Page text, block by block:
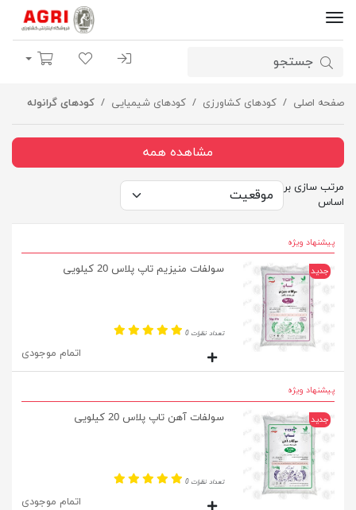
ورود | ثبت نام
لیست مورد علاقه
سبد خرید
صفحه اصلی کودهای کشاورزی کودهای شیمیایی کودهای گرانوله
مشاهده همه
مرتب سازی بر
اساس
پیشنهاد ویژه
جدید سولفات منیزیم تاپ پلاس 20 کیلویی
تعداد نظرات 0
اتمام موجودی
پیشنهاد ویژه
جدید سولفات آهن تاپ پلاس 20 کیلویی
تعداد نظرات 0
اتمام موجودی